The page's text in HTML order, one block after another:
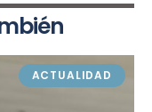
ACTUALIDAD